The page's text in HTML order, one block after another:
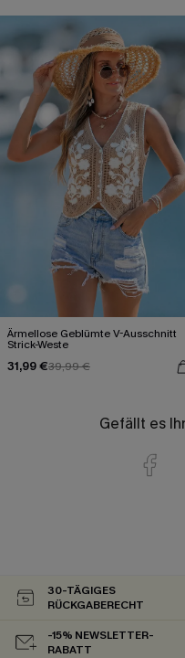
Ärmellose Geblümte V-Ausschnitt
Strick-Weste
31,99 €39,99 €
Gefällt es
30-TÄGIGES
RÜCKGABERECHT
-15% NEWSLETTER-
RABATT